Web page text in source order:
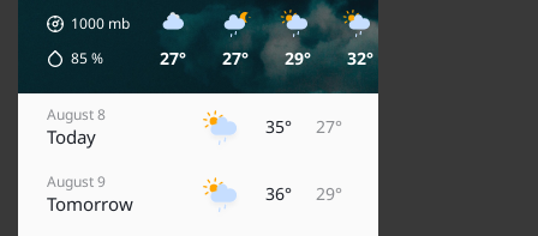
1000 mb
85% 27° 27° 29° 32°
August 8
Today 35° 27°
August 9
Tomorrow 36° 29°